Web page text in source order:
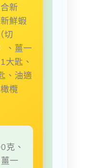
新
鮮蝦
切
、薑一
大匙、
、油適
欖
克、
一